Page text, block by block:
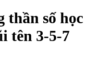
thần số học
tên 3-5-7